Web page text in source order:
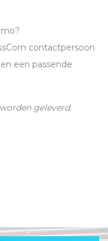
contactpersoon
een passende
geleverd